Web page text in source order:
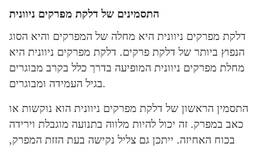
התסמינים של דלקת מפרקים ניוונית
דלקת מפרקים ניוונית היא מחלה של המפרקים והיא הסוג
הנפוץ ביותר של דלקת פרקים. דלקת מפרקים ניוונית היא
מחלת מפרקים ניוונית המופיעה בדרך כלל בקרב מבוגרים
בגיל העמידה ומבוגרים.
התסמין הראשון של דלקת מפרקים ניוונית הוא נוקשות או
כאב במפרק. זה יכול להיות מלווה בתנועה מוגבלת וירידה
בכוח האחיזה. ייתכן גם צליל נקישה בעת הזזת המפרק,